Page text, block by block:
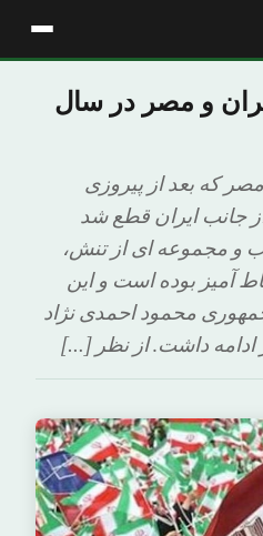
و مصر در سال
مصر که بعد از پیروزی
اسلامی در ۱۹۷۹ از جانب ایران قطع شد
و مجموعه ای از تنش،
آمیز بوده است و این
محمود احمدی نژاد
داشت. از نظر […]